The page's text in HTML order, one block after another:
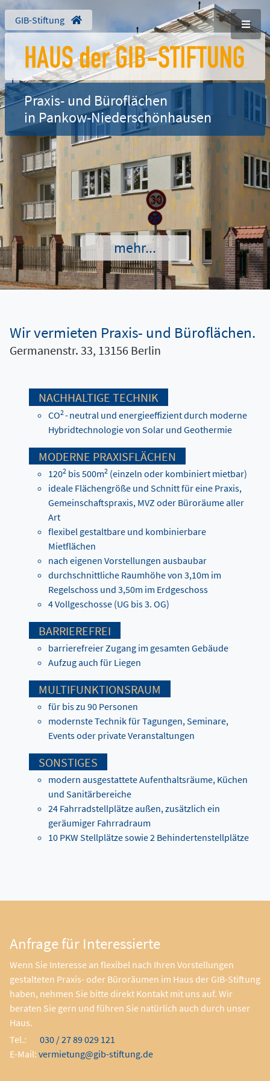
GIB-Stiftung
Praxis- und Büroflächen
in Pankow-Niederschönhausen
mehr...
Wir vermieten Praxis- und Büroflächen.
Germanenstr. 33, 13156 Berlin
NACHHALTIGE TECHNIK
CO2 - neutral und energieeffizient durch moderne
Hybridtechnologie von Solar und Geothermie
MODERNE PRAXISFLÄCHEN
1202 bis 500m2 (einzeln oder kombiniert mietbar)
ideale Flächengröße und Schnitt für eine Praxis,
Gemeinschaftspraxis, MVZ oder Büroräume aller
Art
flexibel gestaltbare und kombinierbare
Mietflächen
nach eigenen Vorstellungen ausbaubar
durchschnittliche Raumhöhe von 3,10m im
Regelschoss und 3,50m im Erdgeschoss
4 Vollgeschosse (UG bis 3. OG)
BARRIEREFREI
barrierefreier Zugang im gesamten Gebäude
Aufzug auch für Liegen
MULTIFUNKTIONSRAUM
für bis zu 90 Personen
modernste Technik für Tagungen, Seminare,
Events oder private Veranstaltungen
SONSTIGES
modern ausgestattete Aufenthaltsräume, Küchen
und Sanitärbereiche
24 Fahrradstellplätze außen, zusätzlich ein
geräumiger Fahrradraum
10 PKW Stellplätze sowie 2 Behindertenstellplätze
Anfrage für Interessierte
Wenn Sie Interesse an flexibel nach Ihren Vorstellungen
gestalteten Praxis- oder Büroräumen im Haus der GIB-Stiftung
haben, nehmen Sie bitte direkt Kontakt mit uns auf. Wir
beraten Sie gern und führen Sie natürlich auch durch unser
Haus.
Tel.:
030 / 27 89 029 121
E-Mail: vermietung@gib-stiftung.de